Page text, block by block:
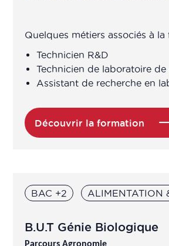
Recherche & Développement
Vigilance
Quelques métiers associés à
Technicien R&D
Technicien de laboratoire
Assistant de recherche en
Découvrir la formation
BAC +2 ALIMENTATION
B.U.T Génie Biologique